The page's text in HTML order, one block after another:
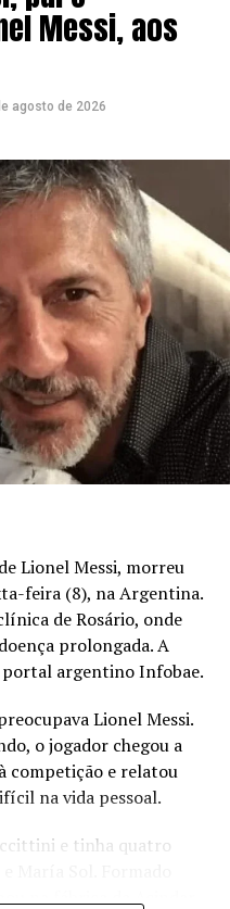
Messi, aos
agosto de 2026
Lionel Messi, morreu
feira (8), na Argentina.
de Rosário, onde
prolongada. A
argentino Infobae.
Lionel Messi.
o jogador chegou a
competição e relatou
na vida pessoal.
e tinha quatro